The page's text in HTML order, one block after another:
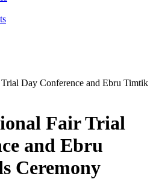
Day Conference and Ebru Timtik
Fair Trial
and Ebru
Ceremony